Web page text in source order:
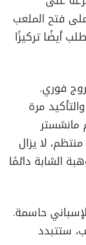
فتح الملعب
أيضًا تركيزًا
فوري.
مرة
مانشستر
لا يزال
الشابة دائمًا
حاسمة.
ستتبدد